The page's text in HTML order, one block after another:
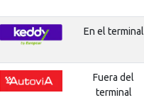
En el terminal
Fuera del
terminal